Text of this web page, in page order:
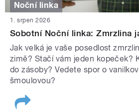
Noční linka
1. srpen 2026
Sobotní Noční linka: Zmrzlina
Jak velká je vaše posedlost
zimě? Stačí vám jeden kopeček?
do zásoby? Vedete spor o
šmoulovou?